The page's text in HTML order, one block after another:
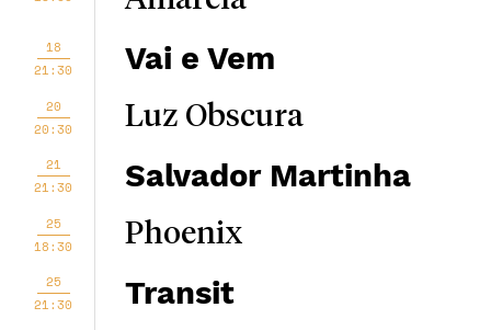
18
21:30
Vai e Vem
20
20:30
Luz Obscura
21
21:30
Salvador Martinha
25
18:30
Phoenix
25
21:30
Transit